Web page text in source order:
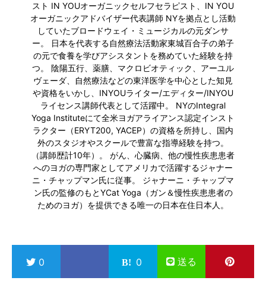
スト IN YOUオーガニックセルフセラピスト、IN YOU
オーガニックアドバイザー代表講師 NYを拠点とし活動
していたブロードウェイ・ミュージカルの元ダンサ
ー。 日本を代表する自然療法活動家東城百合子の弟子
の元で食養を学びアシスタントを務めていた経験を持
つ。 陰陽五行、薬膳、マクロビオティック、アーユル
ヴェーダ、自然療法などの東洋医学を中心とした知見
や資格をいかし、INYOUライター/エディター/INYOU
ライセンス講師代表として活躍中。 NYのIntegral
Yoga Instituteにて全米ヨガアライアンス認定インスト
ラクター（ERYT200, YACEP）の資格を所持し、国内
外のスタジオやスクールで豊富な指導経験を持つ。
（講師歴計10年）。 がん、心臓病、他の慢性疾患患者
へのヨガの専門家としてアメリカで活躍するジャナー
ニ・チャップマン氏に従事。 ジャナーニ・チャップマ
ン氏の監修のもとYCat Yoga（ガン＆慢性疾患患者の
ためのヨガ）を提供できる唯一の日本在住日本人。
0 0 送る